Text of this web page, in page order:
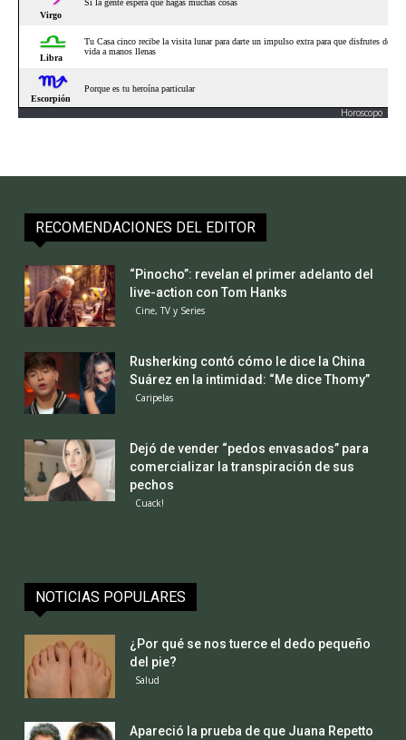
Horoscopo
RECOMENDACIONES DEL EDITOR
“Pinocho”: revelan el primer adelanto del
live-action con Tom Hanks
Cine, TV y Series
Rusherking contó cómo le dice la China
Suárez en la intimidad: “Me dice Thomy”
Caripelas
Dejó de vender “pedos envasados” para
comercializar la transpiración de sus
pechos
Cuack!
NOTICIAS POPULARES
¿Por qué se nos tuerce el dedo pequeño
del pie?
Salud
Apareció la prueba de que Juana Repetto